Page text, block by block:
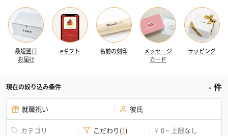
最短翌日
お届け
eギフト 名前の刻印
メッセージ
カード
ラッピング
現在の絞り込み条件 -件
就職祝い 彼氏
カテゴリ こだわり(1) ¥ 0 ~ 上限なし